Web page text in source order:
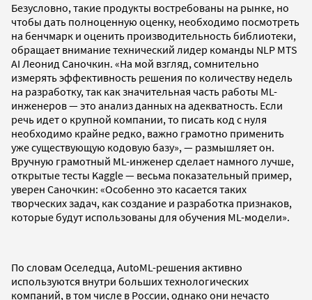
Безусловно, такие продукты востребованы на рынке, но
чтобы дать полноценную оценку, необходимо посмотреть
на бенчмарк и оценить производительность библиотеки,
обращает внимание технический лидер команды NLP MTS
AI Леонид Саночкин. «На мой взгляд, сомнительно
измерять эффективность решения по количеству недель
на разработку, так как значительная часть работы ML-
инженеров — это анализ данных на адекватность. Если
речь идет о крупной компании, то писать код с нуля
необходимо крайне редко, важно грамотно применить
уже существующую кодовую базу», — размышляет он.
Вручную грамотный ML-инженер сделает намного лучше,
открытые тесты Kaggle — весьма показательный пример,
уверен Саночкин: «Особенно это касается таких
творческих задач, как создание и разработка признаков,
которые будут использованы для обучения ML-модели».
По словам Оселедца, AutoML-решения активно
используются внутри больших технологических
компаний, в том числе в Росcии, однако они нечасто